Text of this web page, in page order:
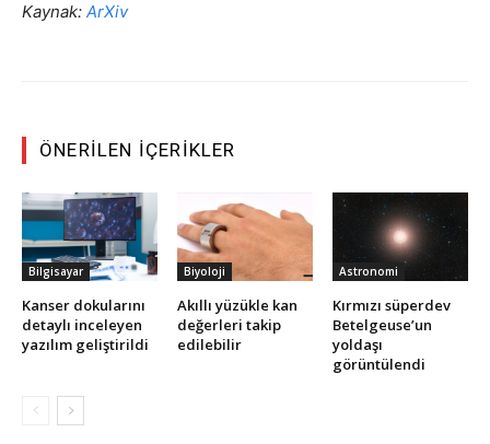
Kaynak: ArXiv
ÖNERILEN İÇERIKLER
Bilgisayar
Kanser dokularını
detaylı inceleyen
yazılım geliştirildi
Biyoloji
Akıllı yüzükle kan
değerleri takip
edilebilir
Astronomi
Kırmızı süperdev
Betelgeuse’un
yoldaşı
görüntülendi